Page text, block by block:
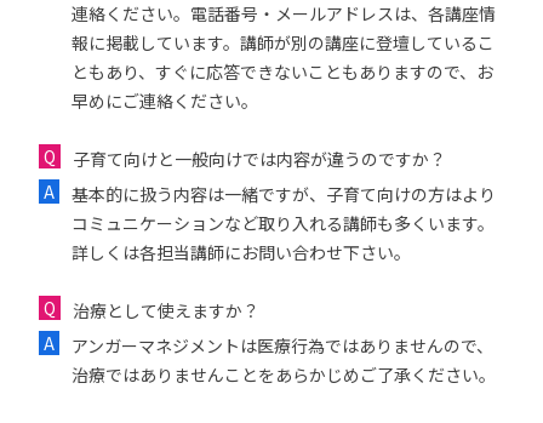
連絡ください。電話番号・メールアドレスは、各講座情
報に掲載しています。講師が別の講座に登壇しているこ
ともあり、すぐに応答できないこともありますので、お
早めにご連絡ください。
子育て向けと一般向けでは内容が違うのですか？
基本的に扱う内容は一緒ですが、子育て向けの方はより
コミュニケーションなど取り入れる講師も多くいます。
詳しくは各担当講師にお問い合わせ下さい。
治療として使えますか？
アンガーマネジメントは医療行為ではありませんので、
治療ではありませんことをあらかじめご了承ください。